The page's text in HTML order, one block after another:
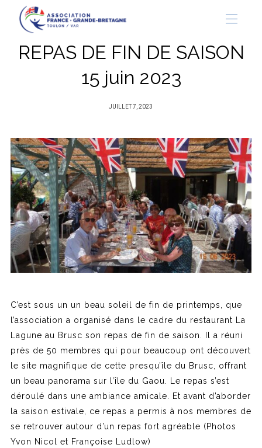
REPAS DE FIN DE SAISON
15 juin 2023
PUBLIÉ
JUILLET 7, 2023
C’est sous un un beau soleil de fin de printemps, que
l’association a organisé dans le cadre du restaurant La
Lagune au Brusc son repas de fin de saison. Il a réuni
près de 50 membres qui pour beaucoup ont découvert
le site magnifique de cette presqu’île du Brusc, offrant
un beau panorama sur l’île du Gaou. Le repas s’est
déroulé dans une ambiance amicale. Et avant d’aborder
la saison estivale, ce repas a permis à nos membres de
se retrouver autour d’un repas fort agréable (Photos
Yvon Nicol et Françoise Ludlow)